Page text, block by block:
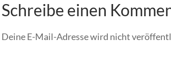
Schreibe einen
Deine E-Mail-Adresse wird nicht